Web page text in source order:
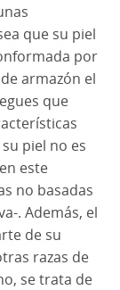
que su piel
por
armazón el
que
piel no es
este
no basadas
. Además, el
de su
razas de
se trata de